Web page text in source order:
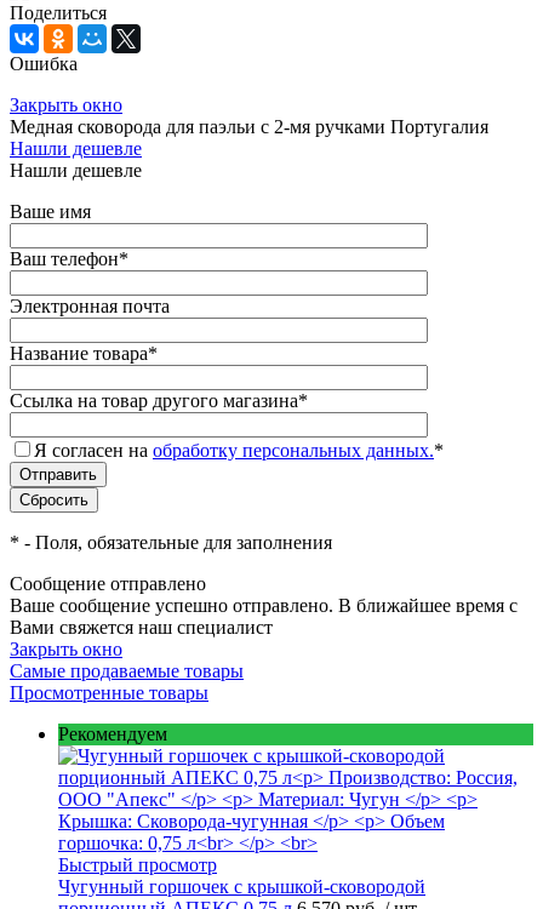
Поделиться
Ошибка
Закрыть окно
Медная сковорода для паэльи c 2-мя ручками Португалия
Нашли дешевле
Нашли дешевле
Ваше имя
Ваш телефон*
Электронная почта
Название товара*
Ссылка на товар другого магазина*
Я согласен на обработку персональных данных.*
* - Поля, обязательные для заполнения
Сообщение отправлено
Ваше сообщение успешно отправлено. В ближайшее время с
Вами свяжется наш специалист
Закрыть окно
Самые продаваемые товары
Просмотренные товары
Рекомендуем
Быстрый просмотр
Чугунный горшочек с крышкой-сковородой